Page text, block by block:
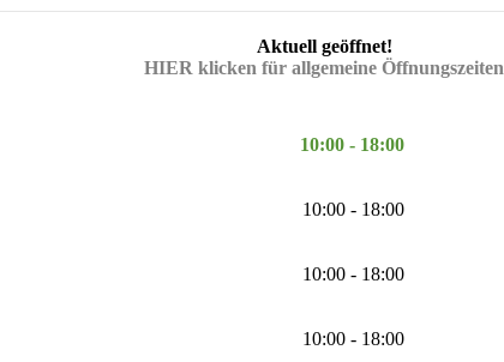
Aktuell geöffnet!
HIER klicken für allgemeine Öffnungszeiten
10:00 - 18:00
10:00 - 18:00
10:00 - 18:00
10:00 - 18:00